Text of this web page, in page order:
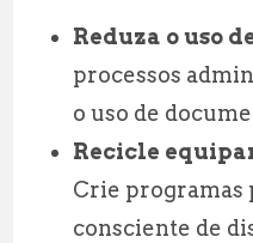
Reduza o uso
processos
o uso de
Recicle
Crie programas
consciente de